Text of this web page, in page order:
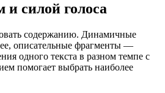
и силой голоса
содержанию. Динамичные
описательные фрагменты —
одного текста в разном темпе с
помогает выбрать наиболее